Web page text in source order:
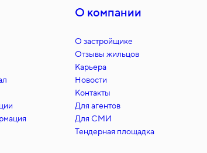
О компании
О застройщике
Отзывы жильцов
Карьера
Новости
Контакты
Для агентов
Для СМИ
Тендерная площадка